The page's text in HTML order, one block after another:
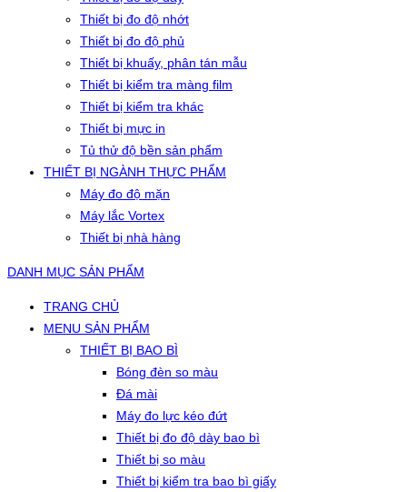
Thiết bị đo độ nhớt
Thiết bị đo độ phủ
Thiết bị khuấy, phân tán mẫu
Thiết bị kiểm tra màng film
Thiết bị kiểm tra khác
Thiết bị mực in
Tủ thử độ bền sản phẩm
THIẾT BỊ NGÀNH THỰC PHẨM
Máy đo độ mặn
Máy lắc Vortex
Thiết bị nhà hàng
DANH MỤC SẢN PHẨM
TRANG CHỦ
MENU SẢN PHẨM
THIẾT BỊ BAO BÌ
Bóng đèn so màu
Đá mài
Máy đo lực kéo đứt
Thiết bị đo độ dày bao bì
Thiết bị so màu
Thiết bị kiểm tra bao bì giấy